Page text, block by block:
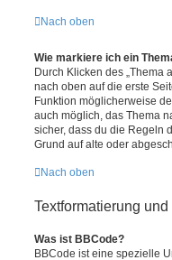
Nach oben
Wie markiere ich ein
Durch Klicken des „Thema
nach oben auf die erste
Funktion möglicherweise
auch möglich, das Thema
sicher, dass du die Regeln
Grund auf alte oder
Nach oben
Textformatierung
Was ist BBCode?
BBCode ist eine spezielle